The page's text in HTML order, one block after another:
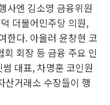
사엔 김소영 금융위원
더불어민주당 의원,
한다. 아울러 윤창현 코
회장 등 금융 주요 인
대표, 차명훈 코인원
산거래소 수장들이 행